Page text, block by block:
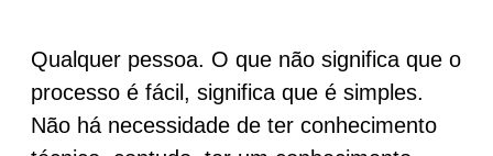
Qualquer pessoa. O que não significa que o
processo é fácil, significa que é simples.
Não há necessidade de ter conhecimento